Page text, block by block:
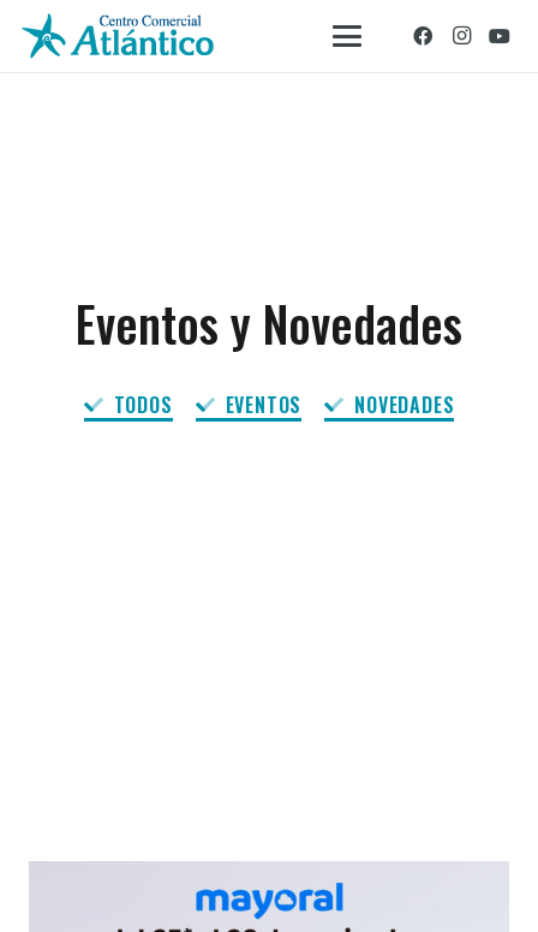
Eventos y Novedades
TODOS EVENTOS NOVEDADES